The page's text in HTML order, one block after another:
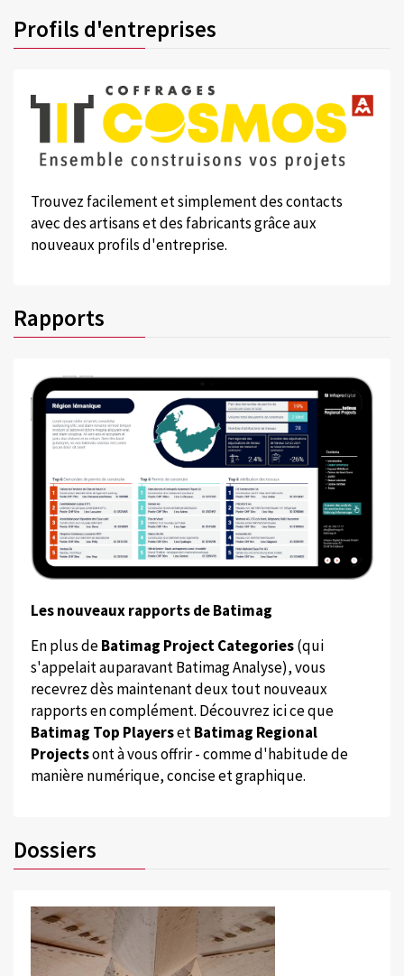
Profils d'entreprises
Trouvez facilement et simplement des contacts
avec des artisans et des fabricants grâce aux
nouveaux profils d'entreprise.
Rapports
Les nouveaux rapports de Batimag
En plus deBatimag Project Categories(qui
s'appelait auparavant Batimag Analyse), vous
recevrez dès maintenant deux tout nouveaux
rapports en complément. Découvrez ici ce que
Batimag Top PlayersetBatimag Regional
Projectsont à vous offrir - comme d'habitude de
manière numérique, concise et graphique.
Dossiers